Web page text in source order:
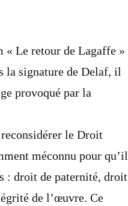
« Le retour de Lagaffe »
la signature de Delaf, il
provoqué par la
le Droit
méconnu pour qu’il
: droit de paternité, droit
de l’œuvre. Ce